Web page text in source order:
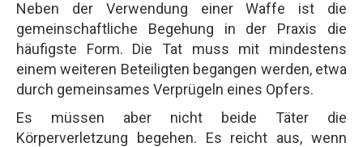
Neben der Verwendung einer Waffe ist die
gemeinschaftliche Begehung in der Praxis die
häufigste Form. Die Tat muss mit mindestens
einem weiteren Beteiligten begangen werden, etwa
durch gemeinsames Verprügeln eines Opfers.
Es müssen aber nicht beide Täter die
Körperverletzung begehen. Es reicht aus, wenn